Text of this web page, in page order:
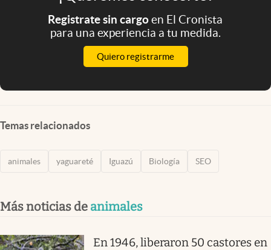
Registrate sin cargoen El Cronista
para una experiencia a tu medida.
Quiero registrarme
Temas relacionados
animales yaguareté Iguazú Biología SEO
Más noticias de animales
En 1946, liberaron 50 castores en